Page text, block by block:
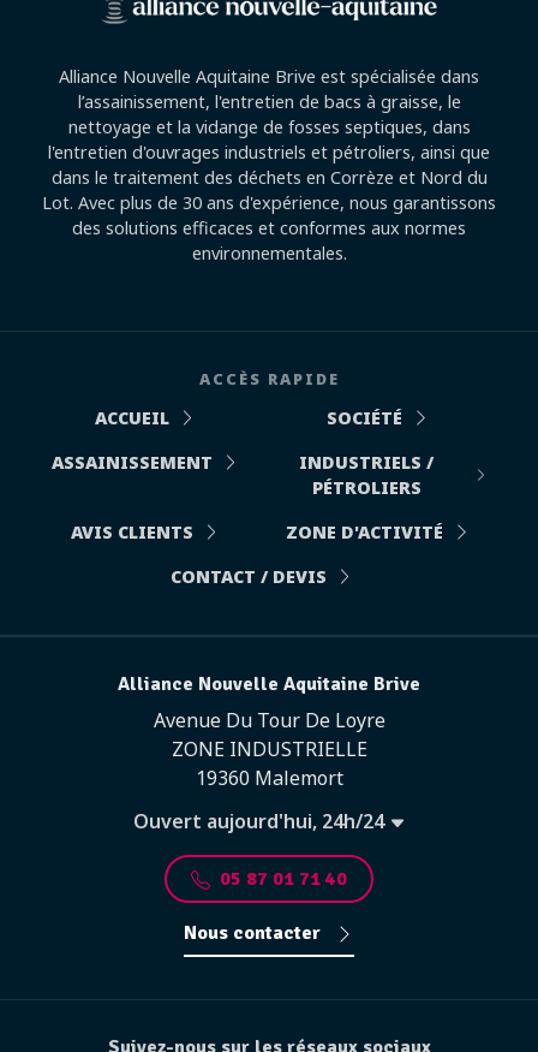
Alliance Nouvelle Aquitaine Brive est spécialisée dans
l’assainissement, l'entretien de bacs à graisse, le
nettoyage et la vidange de fosses septiques, dans
l'entretien d'ouvrages industriels et pétroliers, ainsi que
dans le traitement des déchets en Corrèze et Nord du
Lot. Avec plus de 30 ans d'expérience, nous garantissons
des solutions efficaces et conformes aux normes
environnementales.
ACCÈS RAPIDE
ACCUEIL
SOCIÉTÉ
ASSAINISSEMENT
INDUSTRIELS /
PÉTROLIERS
AVIS CLIENTS
ZONE D'ACTIVITÉ
CONTACT / DEVIS
Alliance Nouvelle Aquitaine Brive
Avenue Du Tour De Loyre
ZONE INDUSTRIELLE
19360 Malemort
Ouvert aujourd'hui, 24h/24
05 87 01 71 40
Nous contacter
Suivez-nous sur les réseaux sociaux